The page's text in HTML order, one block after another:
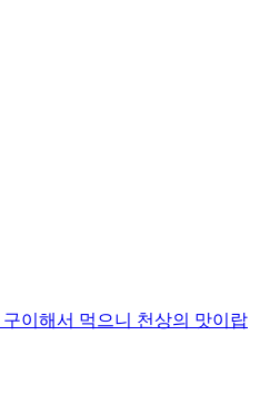
이해서 먹으니 천상의 맛이랍